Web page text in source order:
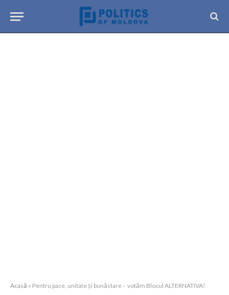
Acasă » Pentru pace, unitate și bunăstare – votăm Blocul ALTERNATIVA!